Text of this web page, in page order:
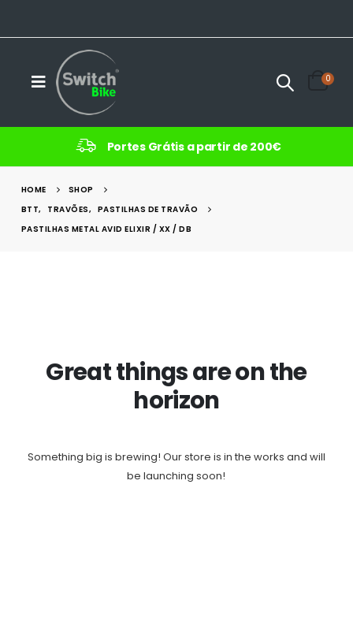
0
Portes Grátis a partir de 200€
HOME
SHOP
BTT, TRAVÕES, PASTILHAS DE TRAVÃO
PASTILHAS METAL AVID ELIXIR / XX / DB
Great things are on the
horizon
Something big is brewing! Our store is in the works and will
be launching soon!